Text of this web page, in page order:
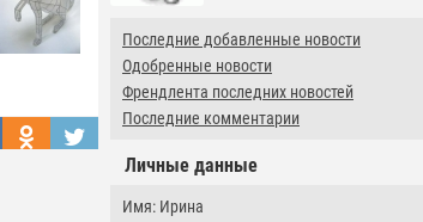
Последние добавленные новости
Одобренные новости
Френдлента последних новостей
Последние комментарии
Личные данные
Имя: Ирина